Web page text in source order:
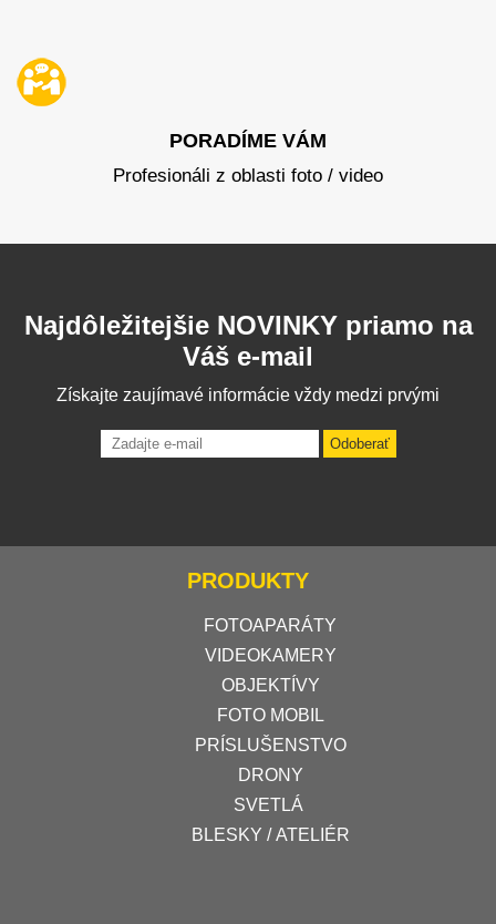
PORADÍME VÁM
Profesionáli z oblasti foto / video
Najdôležitejšie NOVINKY priamo na
Váš e-mail
Získajte zaujímavé informácie vždy medzi prvými
Odoberať
PRODUKTY
FOTOAPARÁTY
VIDEOKAMERY
OBJEKTÍVY
FOTO MOBIL
PRÍSLUŠENSTVO
DRONY
SVETLÁ
BLESKY / ATELIÉR